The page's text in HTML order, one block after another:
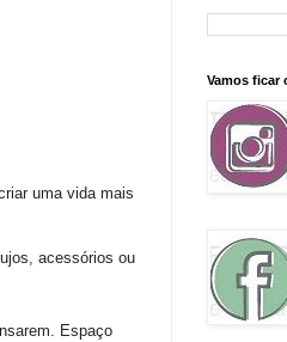
uma vida mais
acessórios ou
Espaço
Vamos ficar